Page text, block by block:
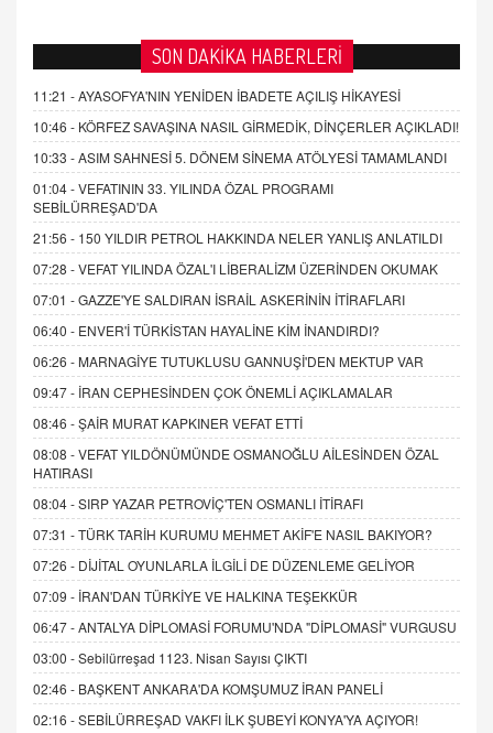
SON DAKİKA HABERLERİ
11:21 -AYASOFYA'NIN YENİDEN İBADETE AÇILIŞ HİKAYESİ
10:46 - KÖRFEZ SAVAŞINA NASIL GİRMEDİK, DİNÇERLER AÇIKLADI!
10:33 -ASIM SAHNESİ 5. DÖNEM SİNEMA ATÖLYESİ TAMAMLANDI
01:04 -VEFATININ 33. YILINDA ÖZAL PROGRAMI
SEBİLÜRREŞAD'DA
21:56 - 150 YILDIR PETROL HAKKINDA NELER YANLIŞ ANLATILDI
07:28 -VEFAT YILINDA ÖZAL'I LİBERALİZM ÜZERİNDEN OKUMAK
07:01 -GAZZE'YE SALDIRAN İSRAİL ASKERİNİN İTİRAFLARI
06:40 - ENVER'İ TÜRKİSTAN HAYALİNE KİM İNANDIRDI?
06:26 - MARNAGİYE TUTUKLUSU GANNUŞİ'DEN MEKTUP VAR
09:47 - İRAN CEPHESİNDEN ÇOK ÖNEMLİ AÇIKLAMALAR
08:46 -ŞAİR MURAT KAPKINER VEFAT ETTİ
08:08 -VEFAT YILDÖNÜMÜNDE OSMANOĞLU AİLESİNDEN ÖZAL
HATIRASI
08:04 -SIRP YAZAR PETROVİÇ'TEN OSMANLI İTİRAFI
07:31 -TÜRK TARİH KURUMU MEHMET AKİF'E NASIL BAKIYOR?
07:26 - DİJİTAL OYUNLARLA İLGİLİ DE DÜZENLEME GELİYOR
07:09 - İRAN'DAN TÜRKİYE VE HALKINA TEŞEKKÜR
06:47 -ANTALYA DİPLOMASİ FORUMU'NDA "DİPLOMASİ" VURGUSU
03:00 -Sebilürreşad 1123. Nisan Sayısı ÇIKTI
02:46 - BAŞKENT ANKARA'DA KOMŞUMUZ İRAN PANELİ
02:16 -SEBİLÜRREŞAD VAKFI İLK ŞUBEYİ KONYA'YA AÇIYOR!